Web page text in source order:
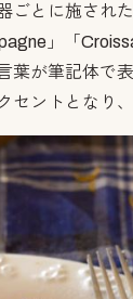
ごとに施され
」「
葉が筆記体で
セントとなり